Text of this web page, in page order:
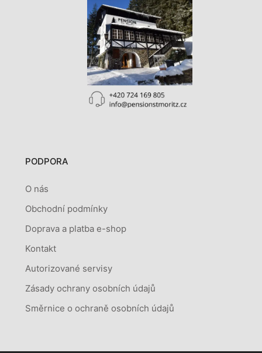
PODPORA
O nás
Obchodní podmínky
Doprava a platba e-shop
Kontakt
Autorizované servisy
Zásady ochrany osobních údajů
Směrnice o ochraně osobních údajů